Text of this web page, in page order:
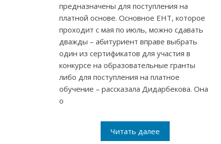
предназначены для поступления на
платной основе. Основное ЕНТ, которое
проходит с мая по июль, можно сдавать
дважды – абитуриент вправе выбрать
один из сертификатов для участия в
конкурсе на образовательные гранты
либо для поступления на платное
обучение – рассказала Дидарбекова. Она
о
Читать далее